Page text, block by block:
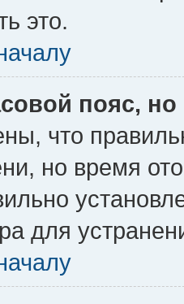
это.
пояс,
что
но время
для